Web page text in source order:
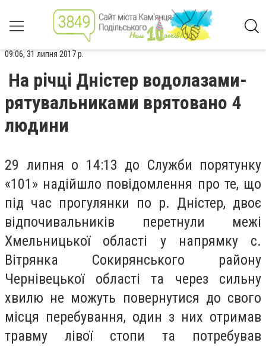
09:06, 31 липня 2017 р.
На річці Дністер водолазами-
рятувальниками врятовано 4
людини
29 липня о 14:13 до Служби порятунку
«101» надійшло повідомлення про те, що
під час прогулянки по р. Дністер, двоє
відпочивальників перетнули межі
Хмельницької області у напрямку с.
Вітрянка Сокирянського району
Чернівецької області та через сильну
хвилю не можуть повернутися до свого
місця перебування, один з них отримав
травму лівої стопи та потребував